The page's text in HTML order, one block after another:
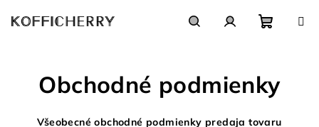
košík
Obchodné podmienky
Všeobecné obchodné podmienky predaja tovaru